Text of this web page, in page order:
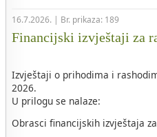
16.7.2026. | Br. prikaza: 189
Financijski izvještaji za
Izvještaji o prihodima i
2026.
U prilogu se nalaze:
Obrasci financijskih izvještaja